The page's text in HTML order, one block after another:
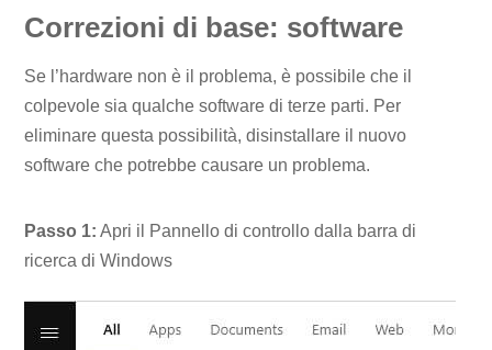
Correzioni di base: software
Se l’hardware non è il problema, è possibile che il
colpevole sia qualche software di terze parti. Per
eliminare questa possibilità, disinstallare il nuovo
software che potrebbe causare un problema.
Passo 1: Apri il Pannello di controllo dalla barra di
ricerca di Windows